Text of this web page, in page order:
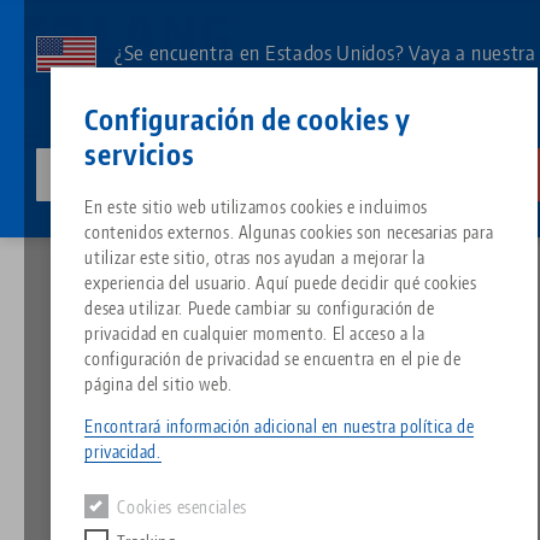
Configuración de cookies y
servicios
En este sitio web utilizamos cookies e incluimos
contenidos externos. Algunas cookies son necesarias para
utilizar este sitio, otras nos ayudan a mejorar la
experiencia del usuario. Aquí puede decidir qué cookies
desea utilizar. Puede cambiar su configuración de
privacidad en cualquier momento. El acceso a la
configuración de privacidad se encuentra en el pie de
página del sitio web.
Encontrará información adicional en nuestra política de
privacidad.
Cookies esenciales
contenido
¿Se encuentra en Estados Unidos? Vaya a nuestra
de su país.
Todo de una sola fuente
Sistema de sujeción de punto
Portapiezas
Grupo de
Tipos de productos
Resumen de productos
Acerca de LANG
Filosofía
Innovaciones
Descargas
FAQ
Solicitud de catálogo
Blog
Noticias
Eventos
Productos correspondientes
Lo sentimos. No hemos podido encontrar ningún resultado.
Ir a la página del producto
Search
Descargas
Breadcrumb
El poderoso asesino del
tiempo de preparación
28.02.2022 — comunicados de prensa